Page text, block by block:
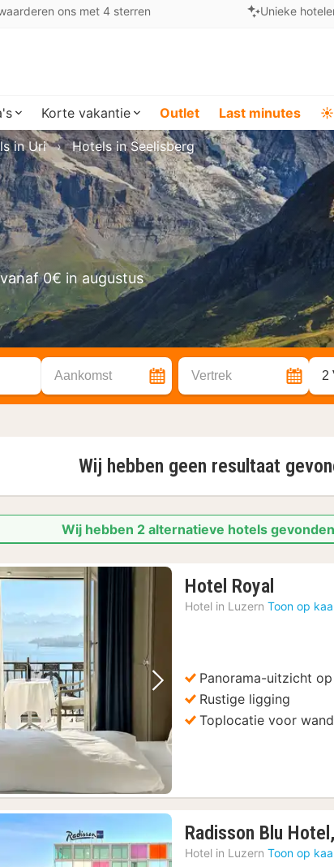
ons met 4 sterren Unieke
Korte vakantie Outlet Last minutes ☀️
0€ in augustus
in Uri Hotels in Seelisberg
Aankomst Vertrek 2
Wij hebben geen resultaat
Wij hebben 2 alternatieve hotels
foto Volgende foto
Hotel Royal
nacht
Hotel in Luzern Toon op
Panorama-uitzicht
Rustige ligging
Toplocatie voor
Radisson Blu
Hotel in Luzern Toon op